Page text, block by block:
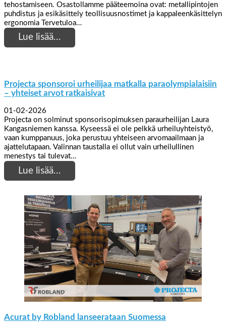
tehostamiseen. Osastollamme pääteemoina ovat: metallipintojen
puhdistus ja esikäsittely teollisuusnostimet ja kappaleenkäsittelyn
ergonomia Tervetuloa…
Lue lisää…
Projecta sponsoroi urheilijaa matkalla paraolympialaisiin
– yhteiset arvot ratkaisivat
01-02-2026
Projecta on solminut sponsorisopimuksen paraurheilijan Laura
Kangasniemen kanssa. Kyseessä ei ole pelkkä urheiluyhteistyö,
vaan kumppanuus, joka perustuu yhteiseen arvomaailmaan ja
ajattelutapaan. Valinnan taustalla ei ollut vain urheilullinen
menestys tai tulevat…
Lue lisää…
Acurat by Robland lanseerataan Suomessa